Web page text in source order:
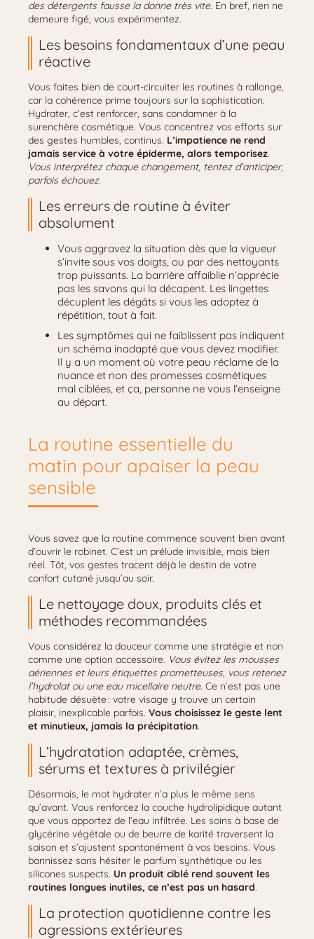
des détergents fausse la donne très vite. En bref, rien ne
demeure figé, vous expérimentez.
Les besoins fondamentaux d’une peau
réactive
Vous faites bien de court-circuiter les routines à rallonge,
car la cohérence prime toujours sur la sophistication.
Hydrater, c’est renforcer, sans condamner à la
surenchère cosmétique. Vous concentrez vos efforts sur
des gestes humbles, continus. L’impatience ne rend
jamais service à votre épiderme, alors temporisez.
Vous interprétez chaque changement, tentez d’anticiper,
parfois échouez.
Les erreurs de routine à éviter
absolument
Vous aggravez la situation dès que la vigueur
s’invite sous vos doigts, ou par des nettoyants
trop puissants. La barrière affaiblie n’apprécie
pas les savons qui la décapent. Les lingettes
décuplent les dégâts si vous les adoptez à
répétition, tout à fait.
Les symptômes qui ne faiblissent pas indiquent
un schéma inadapté que vous devez modifier.
Il y a un moment où votre peau réclame de la
nuance et non des promesses cosmétiques
mal ciblées, et ça, personne ne vous l’enseigne
au départ.
La routine essentielle du
matin pour apaiser la peau
sensible
Vous savez que la routine commence souvent bien avant
d’ouvrir le robinet. C’est un prélude invisible, mais bien
réel. Tôt, vos gestes tracent déjà le destin de votre
confort cutané jusqu’au soir.
Le nettoyage doux, produits clés et
méthodes recommandées
Vous considérez la douceur comme une stratégie et non
comme une option accessoire. Vous évitez les mousses
aériennes et leurs étiquettes prometteuses, vous retenez
l’hydrolat ou une eau micellaire neutre. Ce n’est pas une
habitude désuète : votre visage y trouve un certain
plaisir, inexplicable parfois. Vous choisissez le geste lent
et minutieux, jamais la précipitation.
L’hydratation adaptée, crèmes,
sérums et textures à privilégier
Désormais, le mot hydrater n’a plus le même sens
qu’avant. Vous renforcez la couche hydrolipidique autant
que vous apportez de l’eau infiltrée. Les soins à base de
glycérine végétale ou de beurre de karité traversent la
saison et s’ajustent spontanément à vos besoins. Vous
bannissez sans hésiter le parfum synthétique ou les
silicones suspects. Un produit ciblé rend souvent les
routines longues inutiles, ce n’est pas un hasard.
La protection quotidienne contre les
agressions extérieures